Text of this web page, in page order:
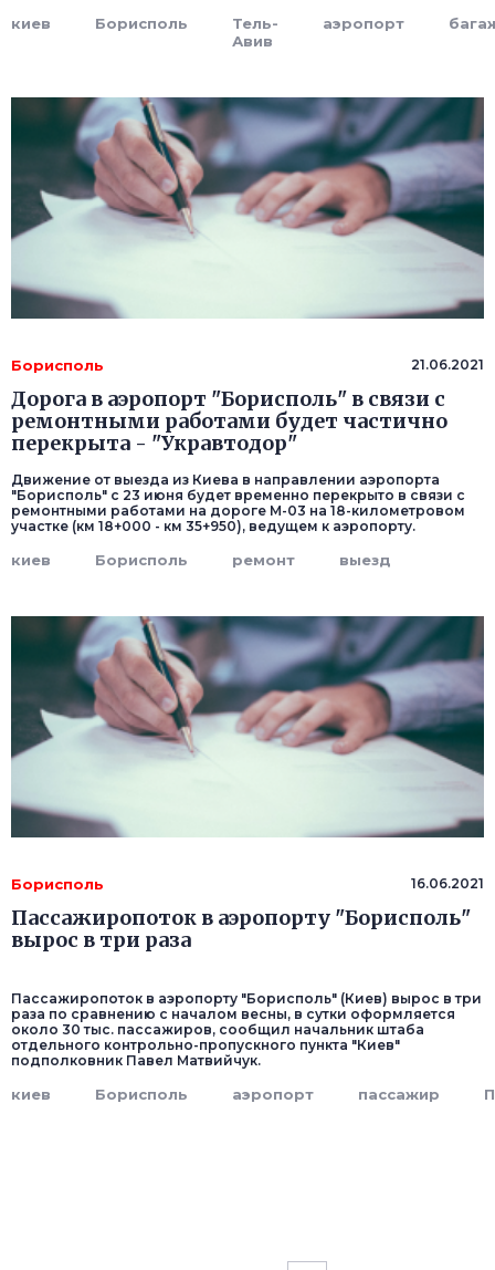
киев Борисполь
Тель-
Авив
аэропорт
Борисполь 21.06.2021
Дорога в аэропорт "Борисполь" в связи с
ремонтными работами будет частично
перекрыта - "Укравтодор"
Движение от выезда из Киева в направлении аэропорта
"Борисполь" с 23 июня будет временно перекрыто в связи с
ремонтными работами на дороге М-03 на 18-километровом
участке (км 18+000 - км 35+950), ведущем к аэропорту.
киев Борисполь ремонт выезд
Борисполь 16.06.2021
Пассажиропоток в аэропорту "Борисполь"
вырос в три раза
Пассажиропоток в аэропорту "Борисполь" (Киев) вырос в три
раза по сравнению с началом весны, в сутки оформляется
около 30 тыс. пассажиров, сообщил начальник штаба
отдельного контрольно-пропускного пункта "Киев"
подполковник Павел Матвийчук.
киев Борисполь аэропорт пассажир